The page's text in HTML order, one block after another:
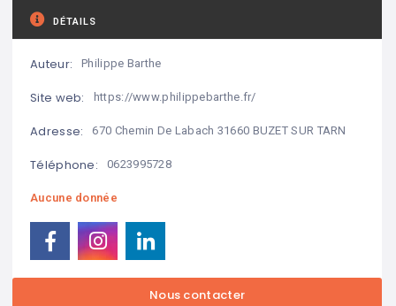
DÉTAILS
Auteur: Philippe Barthe
Site web: https://www.philippebarthe.fr/
Adresse: 670 Chemin De Labach 31660 BUZET SUR TARN
Téléphone: 0623995728
Aucune donnée